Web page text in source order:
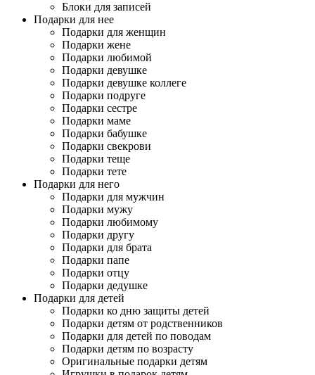
Блоки для записей
Подарки для нее
Подарки для женщин
Подарки жене
Подарки любимой
Подарки девушке
Подарки девушке коллеге
Подарки подруге
Подарки сестре
Подарки маме
Подарки бабушке
Подарки свекрови
Подарки теще
Подарки тете
Подарки для него
Подарки для мужчин
Подарки мужу
Подарки любимому
Подарки другу
Подарки для брата
Подарки папе
Подарки отцу
Подарки дедушке
Подарки для детей
Подарки ко дню защиты детей
Подарки детям от родственников
Подарки для детей по поводам
Подарки детям по возрасту
Оригинальные подарки детям